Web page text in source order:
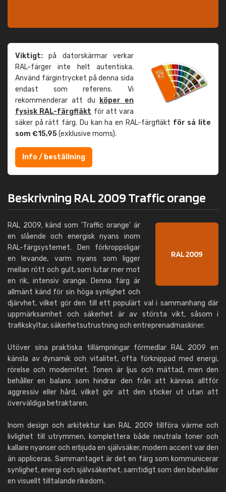
Viktigt: på datorskärmar verkar
RAL-färger inte helt autentiska.
Använd färgintrycket på denna sida
endast som referens. Vi
rekommenderar att du
köper en
fysisk RAL-färgfläkt för att vara
säker på rätt färg. Du kan ha en RAL-färgfläkt för så lite
som €15,95(exklusive moms).
Info / beställning
Beskrivning RAL 2009 Traffic orange
RAL 2009, känd som 'Traffic orange' är
en slående och energisk nyans inom
RAL-färgsystemet. Den förkroppsligar
en levande, varm nyans som ligger
mellan rött och gult, som lutar mer mot
en rik, intensiv orange. Denna färg är
allmänt känd för sin höga synlighet och
djärvhet, vilket gör den till ett populärt val i sammanhang där
uppmärksamhet och säkerhet är av största vikt, såsom i
trafikskyltar, säkerhetsutrustning och entreprenadmaskiner.
Utöver sina praktiska tillämpningar förmedlar RAL 2009 en
känsla av dynamik och vitalitet, ofta förknippad med energi,
rörelse och modernitet. Tonen är ljus och mättad, men den
behåller en balans som hindrar den från att kännas alltför
aggressiv eller hård, vilket gör att den sticker ut utan att
överväldiga betraktaren.
Inom design och arkitektur kan RAL 2009 tillföra värme och
livlighet till utrymmen, komplettera både neutrala toner och
kallare nyanser och erbjuda en självsäker, modern accent var den
än appliceras. Sammantaget är det en färg som kommunicerar
synlighet, energi och självsäkerhet, samtidigt som den bibehåller
en visuellt tilltalande rikedom.